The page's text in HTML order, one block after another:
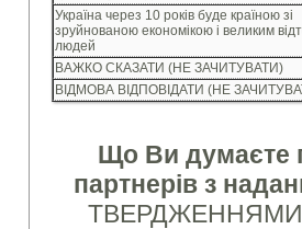
Україна через 10 років буде країною зі
зруйнованою економікою і великим
людей
ВАЖКО СКАЗАТИ (НЕ ЗАЧИТУВАТИ)
ВІДМОВА ВІДПОВІДАТИ (НЕ
Що Ви думаєте
партнерів з
ТВЕРДЖЕННЯМИ